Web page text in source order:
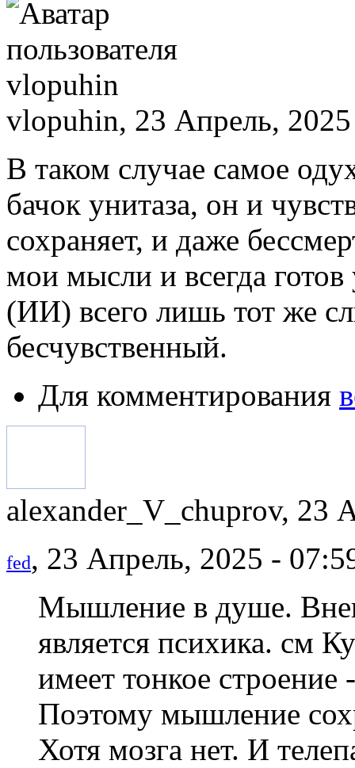
vlopuhin, 23 Апрель,
В таком случае самое
бачок унитаза, он и
сохраняет, и даже
мои мысли и всегда
(ИИ) всего лишь тот же
бесчувственный.
Для комментирования
alexander_V_chuprov, 23
fed, 23 Апрель, 2025 -
Мышление в душе.
является психика. см
имеет тонкое строение
Поэтому мышление
Хотя мозга нет. И